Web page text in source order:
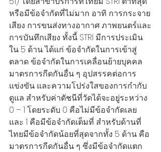
หรือมีข้อจำกัดที่ไม่มาก อาทิ การกระจาย
เสียง การขนส่งทางอากาศ ภาพยนตร์และ
การบันทึกเสียง ทั้งนี้ STRI มีการประเมิน
ใน 5 ด้าน ได้แก่ ข้อจำกัดในการเข้าสู่
ตลาด ข้อจำกัดในการเคลื่อนย้ายบุคคล
มาตรการกีดกันอื่น ๆ อุปสรรคต่อการ
แข่งขัน และความโปร่งใสของการกำกับ
ดูแล สำหรับค่าดัชนีที่วัดได้จะอยู่ระหว่าง
0 – 1 โดยระดับ 0 คือไม่มีข้อจำกัดเลย
และ 1 คือมีข้อจำกัดเต็มที่ สำหรับด้านที่
ไทยมีข้อจำกัดน้อยที่สุดจากทั้ง 5 ด้าน คือ
มาตรการกีดกันอื่น ๆ ซึ่งมีข้อจำกัดแตก